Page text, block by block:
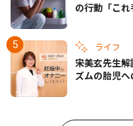
の行動「こ
ライフ
宋美玄先生
ズムの胎児